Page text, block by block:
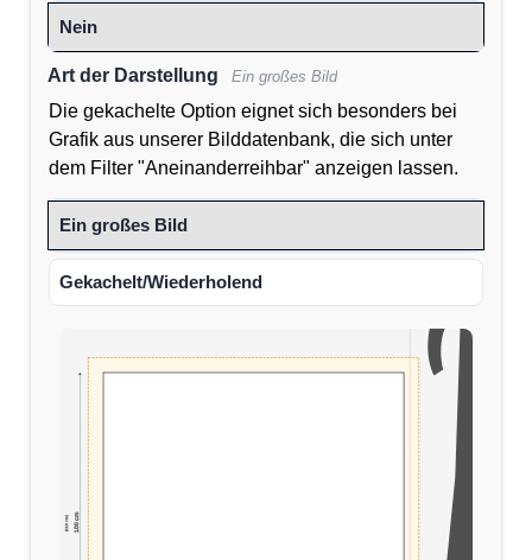
Nein
Art der Darstellung Ein großes Bild
Die gekachelte Option eignet sich besonders bei
Grafik aus unserer Bilddatenbank, die sich unter
dem Filter "Aneinanderreihbar" anzeigen lassen.
Ein großes Bild
Gekachelt/Wiederholend
100 cm
(110 cm)